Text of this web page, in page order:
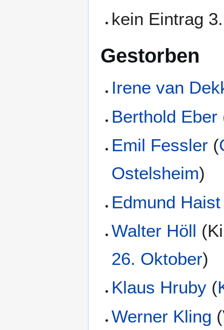
kein Eintrag
Gestorben
Irene van
Berthold Eber
Emil Fessler (
Ostelsheim)
Edmund Haist
Walter Höll (
26. Oktober)
Klaus Hruby (
Werner Kling (